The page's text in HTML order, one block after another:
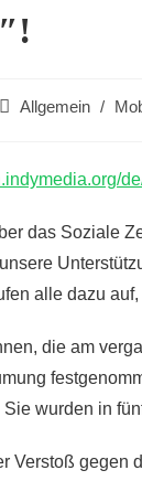
Beitrags-
Allgemein /
das Soziale
alle dazu
die am
wurden in
Verstoß